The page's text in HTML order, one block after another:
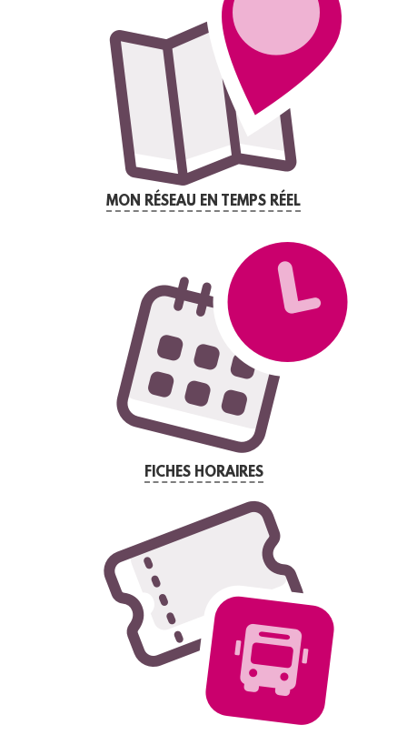
MON RÉSEAU EN TEMPS RÉEL
FICHES HORAIRES